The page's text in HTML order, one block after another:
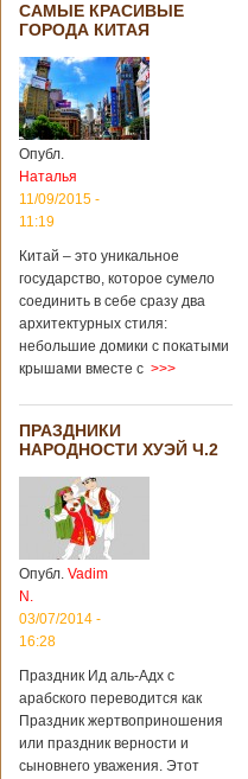
САМЫЕ КРАСИВЫЕ
ГОРОДА КИТАЯ
Опубл.
Наталья
11/09/2015 -
11:19
Китай – это уникальное
государство, которое сумело
соединить в себе сразу два
архитектурных стиля:
небольшие домики с покатыми
крышами вместе с >>>
ПРАЗДНИКИ
НАРОДНОСТИ ХУЭЙ Ч.2
Опубл. Vadim
N.
03/07/2014 -
16:28
Праздник Ид аль-Адх с
арабского переводится как
Праздник жертвоприношения
или праздник верности и
сыновнего уважения. Этот